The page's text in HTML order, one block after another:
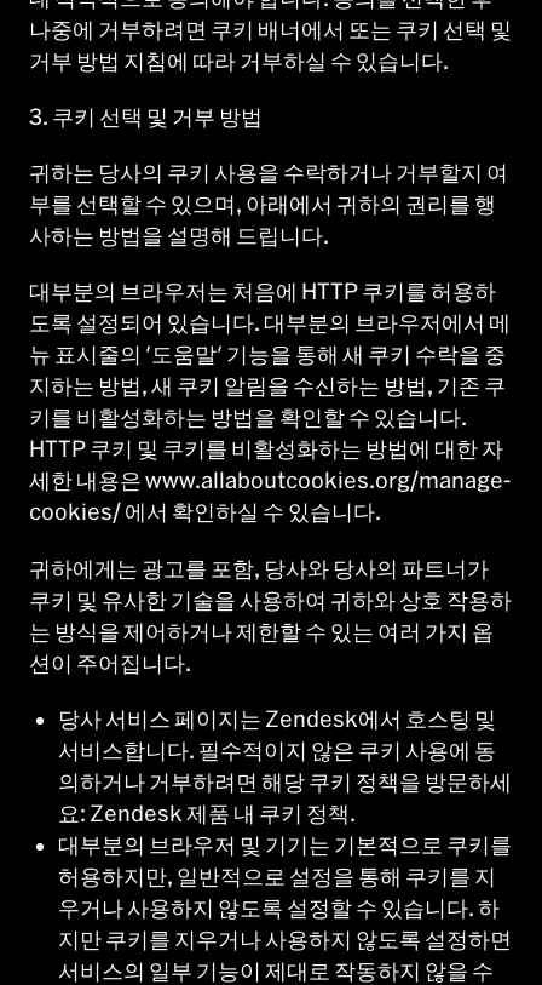
나중에 거부하려면 쿠키 배너에서 또는 쿠키 선택 및
거부 방법 지침에 따라 거부하실 수 있습니다.
3. 쿠키 선택 및 거부 방법
귀하는 당사의 쿠키 사용을 수락하거나 거부할지 여
부를 선택할 수 있으며, 아래에서 귀하의 권리를 행
사하는 방법을 설명해 드립니다.
대부분의 브라우저는 처음에 HTTP 쿠키를 허용하
도록 설정되어 있습니다. 대부분의 브라우저에서 메
뉴 표시줄의 '도움말' 기능을 통해 새 쿠키 수락을 중
지하는 방법, 새 쿠키 알림을 수신하는 방법, 기존 쿠
키를 비활성화하는 방법을 확인할 수 있습니다.
HTTP 쿠키 및 쿠키를 비활성화하는 방법에 대한 자
세한 내용은 www.allaboutcookies.org/manage-
cookies/ 에서 확인하실 수 있습니다.
귀하에게는 광고를 포함, 당사와 당사의 파트너가
쿠키 및 유사한 기술을 사용하여 귀하와 상호 작용하
는 방식을 제어하거나 제한할 수 있는 여러 가지 옵
션이 주어집니다.
당사 서비스 페이지는 Zendesk에서 호스팅 및
서비스합니다. 필수적이지 않은 쿠키 사용에 동
의하거나 거부하려면 해당 쿠키 정책을 방문하세
요: Zendesk 제품 내 쿠키 정책.
대부분의 브라우저 및 기기는 기본적으로 쿠키를
허용하지만, 일반적으로 설정을 통해 쿠키를 지
우거나 사용하지 않도록 설정할 수 있습니다. 하
지만 쿠키를 지우거나 사용하지 않도록 설정하면
서비스의 일부 기능이 제대로 작동하지 않을 수